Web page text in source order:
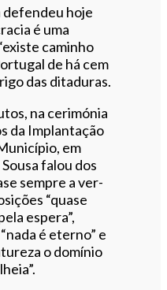
defendeu hoje
é uma
caminho
de há cem
das ditaduras.
na cerimónia
da Implantação
em
falou dos
sempre a ver-
“quase
espera”,
é eterno” e
o domínio